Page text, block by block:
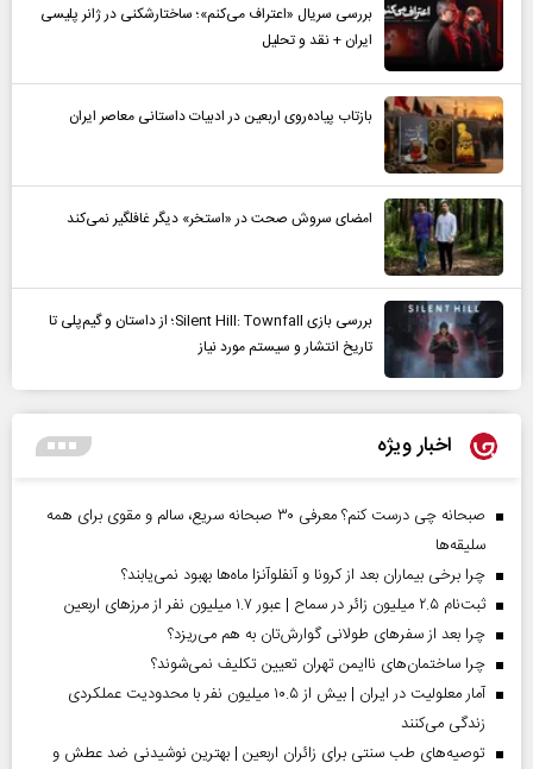
بررسی سریال «اعتراف می‌کنم»؛ ساختارشکنی در ژانر پلیسی
ایران + نقد و تحلیل
بازتاب پیاده‌روی اربعین در ادبیات داستانی معاصر ایران
امضای سروش صحت در «استخر» دیگر غافلگیر نمی‌کند
بررسی بازی Silent Hill: Townfall؛ از داستان و گیم‌پلی تا
تاریخ انتشار و سیستم مورد نیاز
اخبار ویژه
صبحانه چی درست کنم؟ معرفی ۳۰ صبحانه سریع، سالم و مقوی برای همه
سلیقه‌ها
چرا برخی بیماران بعد از کرونا و آنفلوآنزا ماه‌ها بهبود نمی‌یابند؟
ثبت‌نام ۲.۵ میلیون زائر در سماح | عبور ۱.۷ میلیون نفر از مرز‌های اربعین
چرا بعد از سفرهای طولانی گوارش‌تان به هم می‌ریزد؟
چرا ساختمان‌های ناایمن تهران تعیین تکلیف نمی‌شوند؟
آمار معلولیت در ایران | بیش از ۱۰.۵ میلیون نفر با محدودیت عملکردی
زندگی می‌کنند
توصیه‌های طب سنتی برای زائران اربعین | بهترین نوشیدنی ضد عطش و